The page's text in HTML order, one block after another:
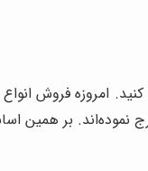
کنید. امروزه فروش
نموده‌اند. بر همین